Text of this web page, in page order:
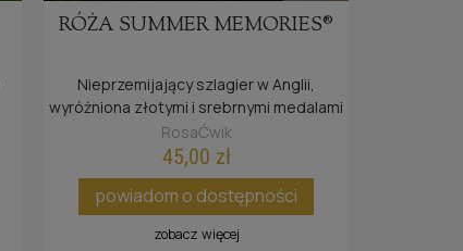
RÓŻA SUMMER MEMORIES®
Nieprzemijający szlagier w Anglii,
wyróżniona złotymi i srebrnymi medalami
RosaĆwik
45,00 zł
powiadom o dostępności
zobacz więcej